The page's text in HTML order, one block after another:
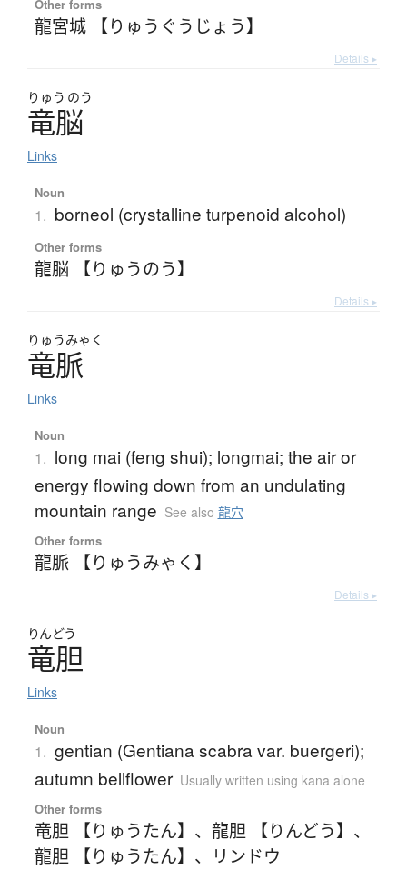
Other forms
龍宮城 【りゅうぐうじょう】
Details ▸
りゅう のう
竜脳
Links
Noun
1. borneol (crystalline turpenoid alcohol)
Other forms
龍脳 【りゅうのう】
Details ▸
りゅうみゃく
竜脈
Links
Noun
1. long mai (feng shui); longmai; the air or
energy flowing down from an undulating
mountain range See also 龍穴
Other forms
龍脈 【りゅうみゃく】
Details ▸
りんどう
竜胆
Links
Noun
1. gentian (Gentiana scabra var. buergeri);
autumn bellflower Usually written using kana alone
Other forms
竜胆 【りゅうたん】 、 龍胆 【りんどう】 、
龍胆 【りゅうたん】 、 リンドウ